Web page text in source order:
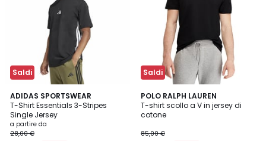
Saldi
ADIDAS SPORTSWEAR
T-Shirt Essentials 3-Stripes
Single Jersey
a partire da
28,00 €
4,7
/ 5
2
Colori
Saldi
POLO RALPH LAUREN
T-shirt scollo a V in jersey di
cotone
85,00 €
4,1
/ 5